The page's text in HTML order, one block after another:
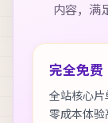
内容，满
完全免费
全站核心
零成本体验